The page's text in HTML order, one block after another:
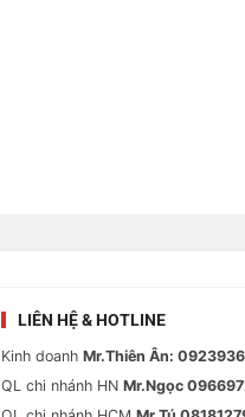
LIÊN HỆ & HOTLINE
Kinh doanh Mr.Thiên Ân:
QL chi nhánh HN Mr.Ngọc